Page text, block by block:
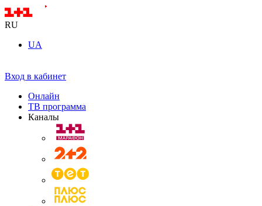
RU
UA
Вход в кабинет
Онлайн
ТВ программа
Каналы